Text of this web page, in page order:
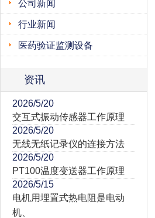
公司新闻
行业新闻
医药验证监测设备
资讯
2026/5/20
交互式振动传感器工作原理
2026/5/20
无线无纸记录仪的连接方法
2026/5/20
PT100温度变送器工作原理
2026/5/15
电机用埋置式热电阻是电动
机、